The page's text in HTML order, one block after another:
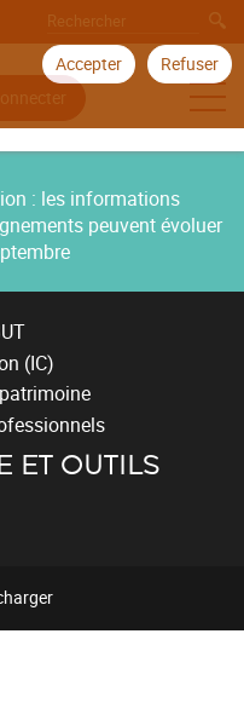
Accepter Refuser
: les informations
peuvent évoluer
(IC)
ET OUTILS